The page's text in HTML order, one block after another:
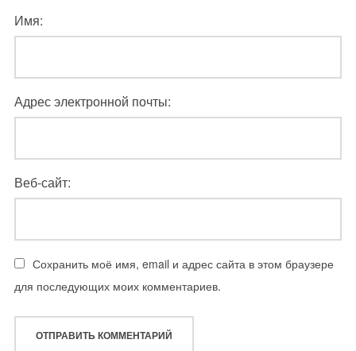
Имя:
Адрес электронной почты:
Веб-сайт:
Сохранить моё имя, email и адрес сайта в этом браузере
для последующих моих комментариев.